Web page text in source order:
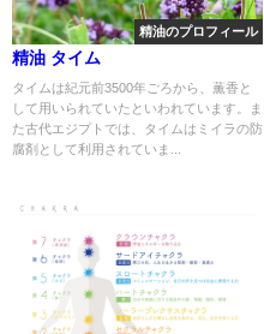
精油のプロフィール
精油 タイム
タイムは紀元前3500年ごろから、薫香と
して用いられていたといわれています。ま
た古代エジプトでは、タイムはミイラの防
腐剤として利用されていま...